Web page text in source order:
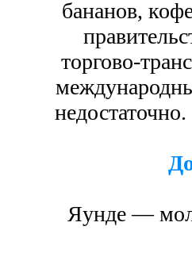
бананов,
торгово-
Яунде —